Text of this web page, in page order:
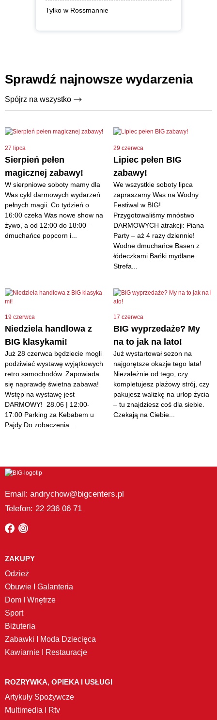
Tylko w Rossmannie
Sprawdź najnowsze wydarzenia
Spójrz na wszystko
27 lipca
Sierpień pełen
magicznej zabawy!
W sierpniowe soboty mamy dla
Was cykl darmowych wydarzeń
pełnych magii. Co tydzień o
16:00 czeka Was nowe show na
żywo, a od 12:00 do 18:00 –
dmuchańce popcorn i...
29 czerwca
Lipiec pełen BIG
zabawy!
We wszystkie soboty lipca
zapraszamy Was na Wodny
Festiwal w BIG!
Przygotowaliśmy mnóstwo
DARMOWYCH atrakcji: Piana
Party – aż 4 razy dziennie!
Wodne dmuchańce Basen z
łódeczkami Bańki mydlane
Strefa...
19 czerwca
Niedziela handlowa z
BIG klasykami!
Już 28 czerwca będziecie mogli
podziwiać wystawę wyjątkowych
retro samochodów. Zapowiada
się naprawdę świetna zabawa!
Wstęp na wystawę jest
DARMOWY! 28.06 | 12:00-
17:00 Parking za Kebabem u
Pajdy Do zobaczenia...
17 czerwca
BIG wyprzedaże? My
na to jak na lato!
Już wystartował sezon na
najgorętsze okazje tego lata!
Niezależnie od tego, czy
kompletujesz plażowy strój, czy
pakujesz walizkę na urlop życia
– tu znajdziesz coś dla siebie.
Czekają na Ciebie...
Email: andrychow@bigcenters.pl
Telefon: 22 236 06 71
ZAKUPY
Odzież
Obuwie I Galanteria
Dom I Wnętrze
Sport
Biżuteria
Zabawki I Moda Dziecięca
Kawiarnie I Restauracje
ROZRYWKA, OPIEKA I USŁUGI
Artykuły Spożywcze
Multimedia I Rtv